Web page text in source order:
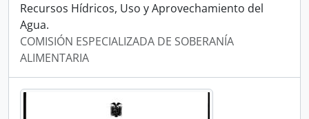
Recursos Hídricos, Uso y Aprovechamiento del
Agua.
COMISIÓN ESPECIALIZADA DE SOBERANÍA
ALIMENTARIA